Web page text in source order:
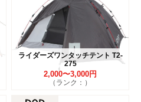
ライダーズワンタッチテント T2-
275
2,000〜3,000円
（ランク：）